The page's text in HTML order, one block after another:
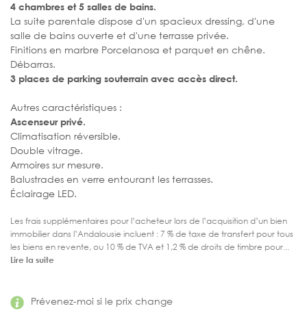
Prévenez-moi si le prix change
4 chambres et 5 salles de bains.
La suite parentale dispose d'un spacieux dressing, d'une
salle de bains ouverte et d'une terrasse privée.
Finitions en marbre Porcelanosa et parquet en chêne.
Débarras.
3 places de parking souterrain avec accès direct.
Autres caractéristiques :
Ascenseur privé.
Climatisation réversible.
Double vitrage.
Armoires sur mesure.
Balustrades en verre entourant les terrasses.
Éclairage LED.
Les frais supplémentaires pour l’acheteur lors de l’acquisition d’un bien
immobilier dans l’Andalousie incluent : 7 % de taxe de transfert pour tous
les biens en revente, ou 10 % de TVA et 1,2 % de droits de timbre pour...
Lire la suite